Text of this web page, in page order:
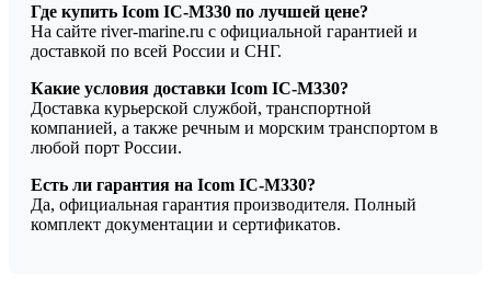
Где купить Icom IC-M330 по лучшей цене?
На сайте river-marine.ru с официальной гарантией и
доставкой по всей России и СНГ.
Какие условия доставки Icom IC-M330?
Доставка курьерской службой, транспортной
компанией, а также речным и морским транспортом в
любой порт России.
Есть ли гарантия на Icom IC-M330?
Да, официальная гарантия производителя. Полный
комплект документации и сертификатов.